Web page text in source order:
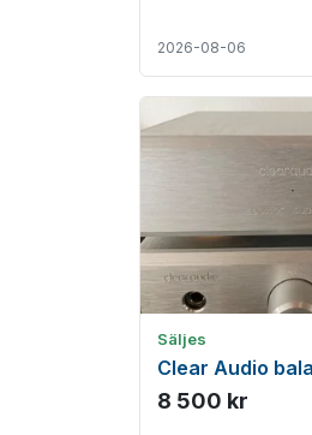
2026-08-06
Säljes
Clear Audio
8 500 kr